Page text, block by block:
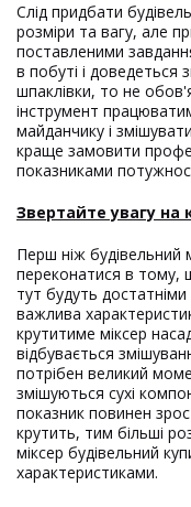
Слід придбати
розміри та вагу, але
поставленими
в побуті і доведеться
шпаклівки, то не
інструмент
майданчику і
краще замовити
показниками
Звертайте увагу
Перш ніж будівельний
переконатися в тому,
тут будуть
важлива
крутитиме міксер
відбувається
потрібен великий
змішуються сухі
показник повинен
крутить, тим більші
міксер будівельний
характеристиками.